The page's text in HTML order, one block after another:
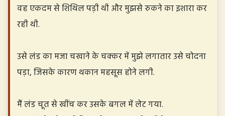
वह एकदम से शिथिल पड़ी थी और मुझसे रुकने का इशारा कर
रही थी.
उसे लंड का मजा चखाने के चक्कर में मुझे लगातार उसे चोदना
पड़ा, जिसके कारण थकान महसूस होने लगी.
मैं लंड चूत से खींच कर उसके बगल में लेट गया.